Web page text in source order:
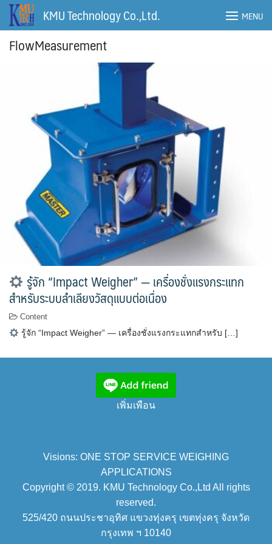
Skip
KMU Technology Co.,Ltd. MENU
FlowMeasurement
รู้จัก “Impact Weigher” — เครื่องชั่งแรงกระแทก
สำหรับระบบลำเลียงวัสดุแบบต่อเนื่อง
Content
รู้จัก “Impact Weigher” — เครื่องชั่งแรงกระแทกสำหรับ […]
เพิ่มเพือน
Visions: ONE STOP SERVICE WEIGHING
APPLICATIONS
Copyright © 2019. KMU Technology Co.,Ltd All rights
reserved.
525/420 ถนนประชาอุทิศ แขวงทุ่งครุ เขตทุ่งครุ จังหวัด
กรุงเทพ ฯ 10140